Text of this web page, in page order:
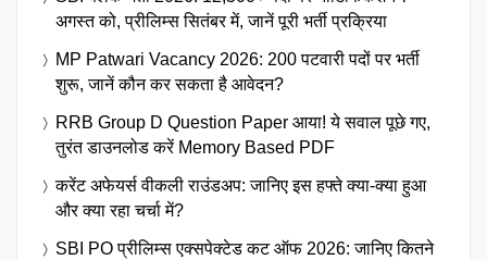
अगस्त को, प्रीलिम्स सितंबर में, जानें पूरी भर्ती प्रक्रिया
MP Patwari Vacancy 2026: 200 पटवारी पदों पर भर्ती
शुरू, जानें कौन कर सकता है आवेदन?
RRB Group D Question Paper आया! ये सवाल पूछे गए,
तुरंत डाउनलोड करें Memory Based PDF
करेंट अफेयर्स वीकली राउंडअप: जानिए इस हफ्ते क्या-क्या हुआ
और क्या रहा चर्चा में?
SBI PO प्रीलिम्स एक्सपेक्टेड कट ऑफ 2026: जानिए कितने